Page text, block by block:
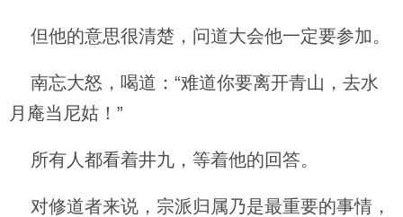
但他的意思很清楚，问道大会他一定要参加。
南忘大怒，喝道：“难道你要离开青山，去水
月庵当尼姑！”
所有人都看着井九，等着他的回答。
对修道者来说，宗派归属乃是最重要的事情，